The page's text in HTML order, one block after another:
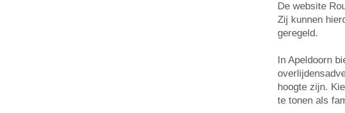
De website
Zij kunnen
geregeld.
In Apeldoorn
hoogte zijn.
te tonen als